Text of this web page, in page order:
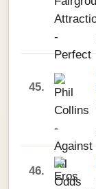
45.
46.